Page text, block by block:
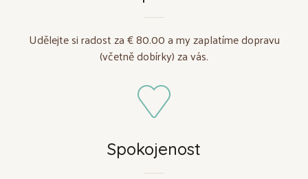
Udělejte si radost za € 80.00 a my zaplatíme dopravu
(včetně dobírky) za vás.
Spokojenost